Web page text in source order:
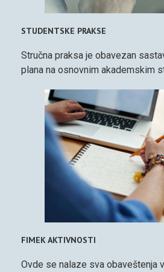
STUDENTSKE PRAKSE
Stručna praksa je obavezan
plana na osnovnim akademskim
FIMEK AKTIVNOSTI
Ovde se nalaze sva obaveštenja